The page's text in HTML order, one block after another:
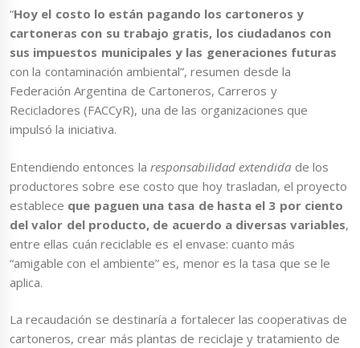
“Hoy el costo lo están pagando los cartoneros y
cartoneras con su trabajo gratis, los ciudadanos con
sus impuestos municipales y las generaciones futuras
con la contaminación ambiental”, resumen desde la
Federación Argentina de Cartoneros, Carreros y
Recicladores (FACCyR), una de las organizaciones que
impulsó la iniciativa.
Entendiendo entonces la responsabilidad extendida de los
productores sobre ese costo que hoy trasladan, el proyecto
establece que paguen una tasa de hasta el 3 por ciento
del valor del producto, de acuerdo a diversas variables,
entre ellas cuán reciclable es el envase: cuanto más
“amigable con el ambiente” es, menor es la tasa que se le
aplica.
La recaudación se destinaría a fortalecer las cooperativas de
cartoneros, crear más plantas de reciclaje y tratamiento de